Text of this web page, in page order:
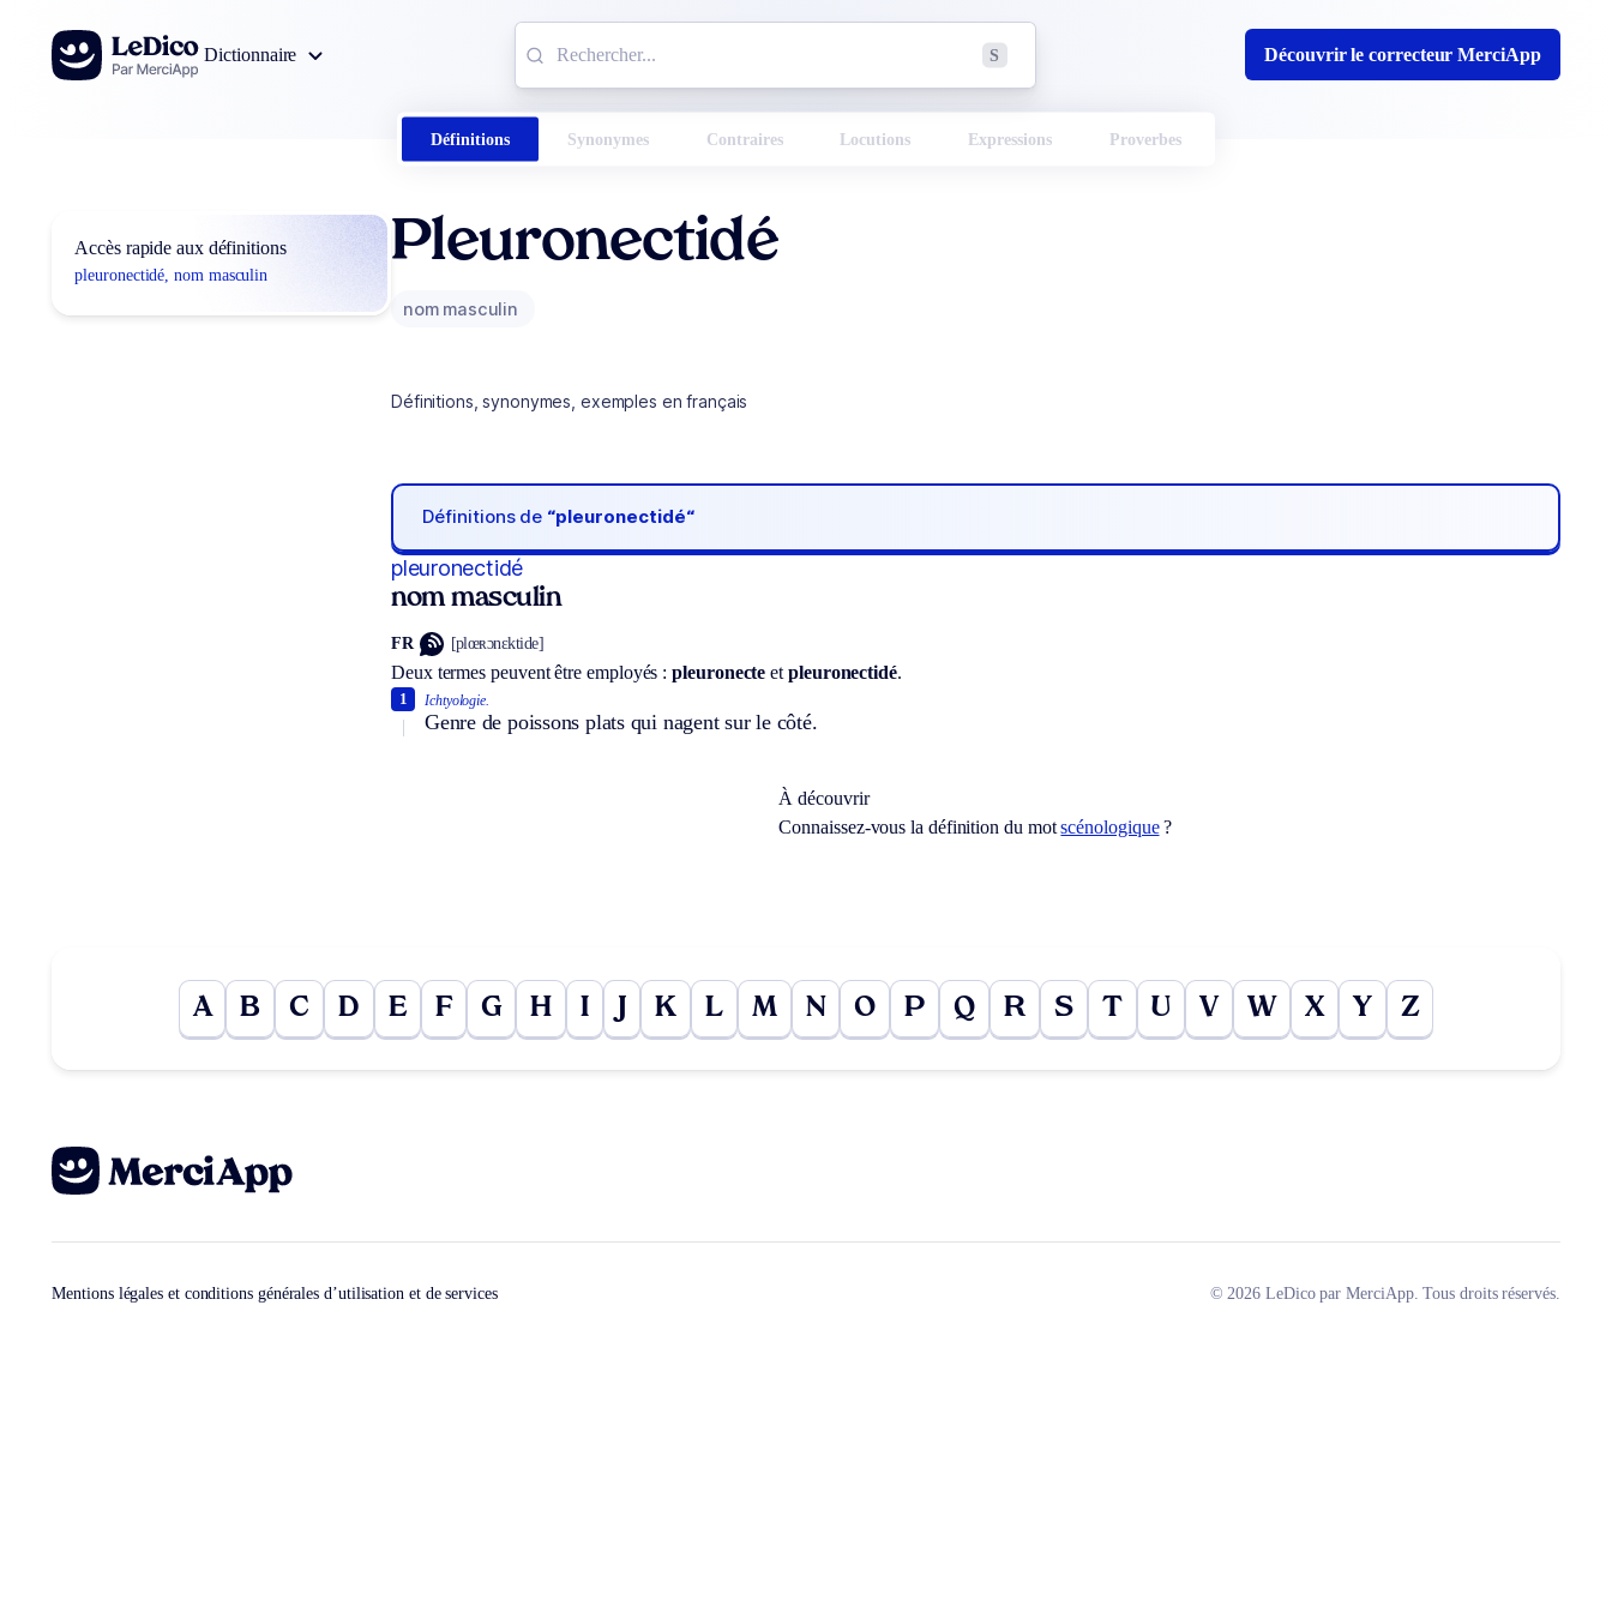
Aller au contenu
Dictionnaire
S Découvrir le correcteur MerciApp
Définitions Synonymes Contraires Locutions Expressions Proverbes
Accès rapide aux définitions
pleuronectidé, nom masculin
Pleuronectidé
nom masculin
Définitions, synonymes, exemples en français
Définitions de “pleuronectidé“
pleuronectidé
nom masculin
FR [plœʀɔnɛktide]
Deux termes peuvent être employés :pleuronecte et pleuronectidé.
Ichtyologie.
Genre de poissons plats qui nagent sur le côté.
1
À découvrir
Connaissez-vous la définition du motscénologique?
A B C D E F G H I K L M N O P Q R S T U V W X Y Z
Mentions légales et conditions générales d’utilisation et de services © 2026 LeDico par MerciApp. Tous droits réservés.